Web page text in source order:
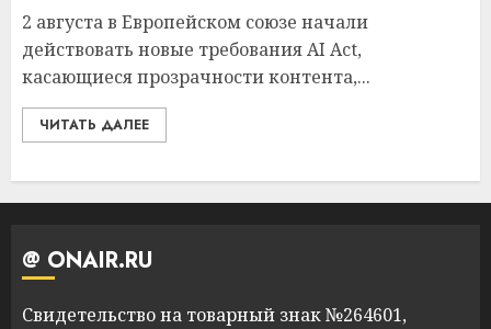
2 августа в Европейском союзе начали
действовать новые требования AI Act,
касающиеся прозрачности контента,...
ЧИТАТЬ ДАЛЕЕ
@ ONAIR.RU
Свидетельство на товарный знак №264601,